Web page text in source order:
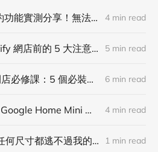
Instagram 預約功能實測分享！無法自動排程，只能半自動管理預約！ 4 min read
暫時關閉 Shopify 網店前的 5 大注意事項！ 5 min read
Shopify 新手開店必修課：5 個必裝軟體推薦！ 6 min read
OK, Google 之 Google Home Mini 開箱使用心得！ 4 min read
PixelSnap — 任何尺寸都逃不過我的法眼 1 min read